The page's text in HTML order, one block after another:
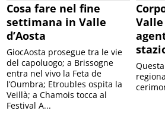
Cosa fare nel fine
settimana in Valle
d’Aosta
GiocAosta prosegue tra le vie
del capoluogo; a Brissogne
entra nel vivo la Feta de
l’Oumbra; Etroubles ospita la
Veillà; a Chamois tocca al
Festival A...
Valle